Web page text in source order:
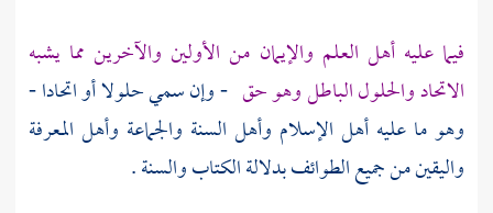
فيما عليه أهل العلم والإيمان من الأولين والآخرين مما يشبه
الاتحاد والحلول الباطل وهو حق - وإن سمي حلولا أو اتحادا -
وهو ما عليه أهل الإسلام وأهل السنة والجماعة وأهل المعرفة
واليقين من جميع الطوائف بدلالة الكتاب والسنة .